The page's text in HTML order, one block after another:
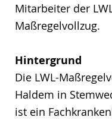
Mitarbeiter der
Maßregelvollzug.
Hintergrund
Die LWL-
Haldem in
ist ein